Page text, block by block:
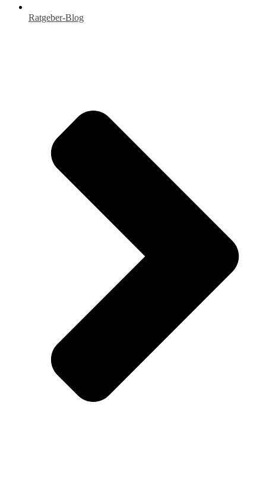
Ratgeber-Blog